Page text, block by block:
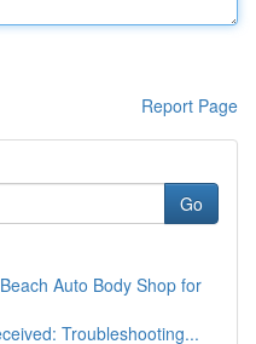
Report Page
Go
Auto Body Shop for
Troubleshooting...